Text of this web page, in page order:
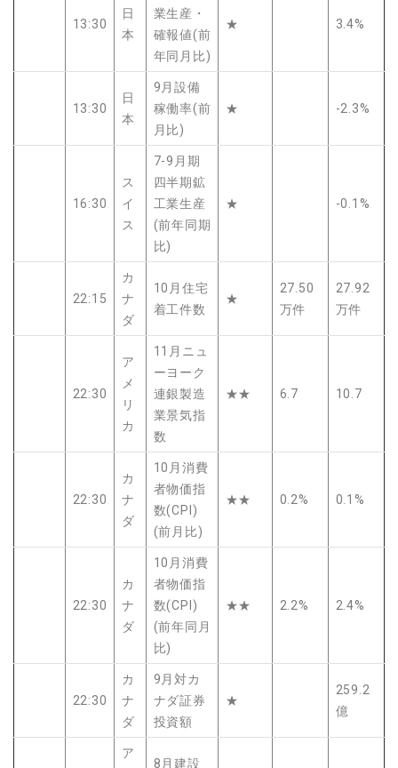
13:30
日
本
業生産・
確報値(前
年同月比)
★ 3.4%
13:30
日
本
9月設備
稼働率(前
月比)
★ -2.3%
16:30
ス
イ
ス
7-9月期
四半期鉱
工業生産
(前年同期
比)
★ -0.1%
22:15
カ
ナ
ダ
10月住宅
着工件数
★
27.50
万件
27.92
万件
22:30
ア
メ
リ
カ
11月ニュ
ーヨーク
連銀製造
業景気指
数
★★ 6.7 10.7
22:30
カ
ナ
ダ
10月消費
者物価指
数(CPI)
(前月比)
★★ 0.2% 0.1%
22:30
カ
ナ
ダ
10月消費
者物価指
数(CPI)
(前年同月
比)
★★ 2.2% 2.4%
22:30
カ
ナ
ダ
9月対カ
ナダ証券
投資額
★
259.2
億
ア
8月建設